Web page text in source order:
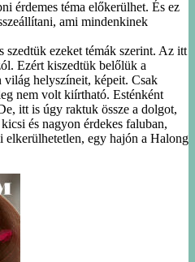
érdemes téma előkerülhet. És ez
ami mindenkinek
szedtük ezeket témák szerint. Az itt
Ezért kiszedtük belőlük a
világ helyszíneit, képeit. Csak
nem volt kiírtható. Esténként
itt is úgy raktuk össze a dolgot,
és nagyon érdekes faluban,
elkerülhetetlen, egy hajón a Halong